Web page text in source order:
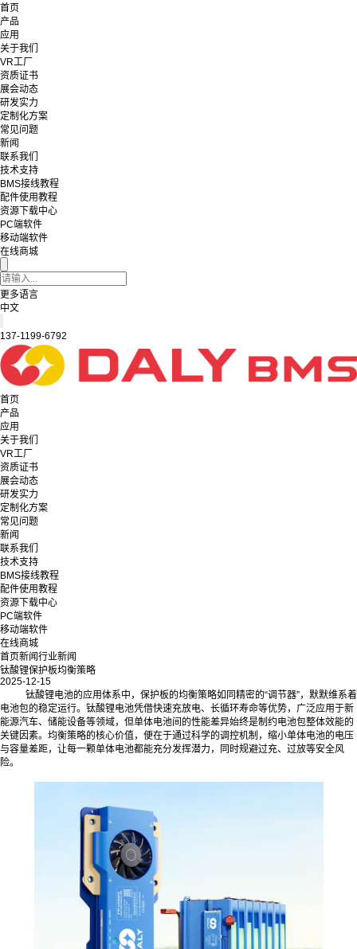
首页
产品
应用
关于我们
VR工厂
资质证书
展会动态
研发实力
定制化方案
常见问题
新闻
联系我们
技术支持
BMS接线教程
配件使用教程
资源下载中心
PC端软件
移动端软件
在线商城
更多语言
中文
137-1199-6792
首页
产品
应用
关于我们
VR工厂
资质证书
展会动态
研发实力
定制化方案
常见问题
新闻
联系我们
技术支持
BMS接线教程
配件使用教程
资源下载中心
PC端软件
移动端软件
在线商城
首页新闻行业新闻
钛酸锂保护板均衡策略
2025-12-15
钛酸锂电池的应用体系中，保护板的均衡策略如同精密的“调节器”，默默维系着
电池包的稳定运行。钛酸锂电池凭借快速充放电、长循环寿命等优势，广泛应用于新
能源汽车、储能设备等领域，但单体电池间的性能差异始终是制约电池包整体效能的
关键因素。均衡策略的核心价值，便在于通过科学的调控机制，缩小单体电池的电压
与容量差距，让每一颗单体电池都能充分发挥潜力，同时规避过充、过放等安全风
险。